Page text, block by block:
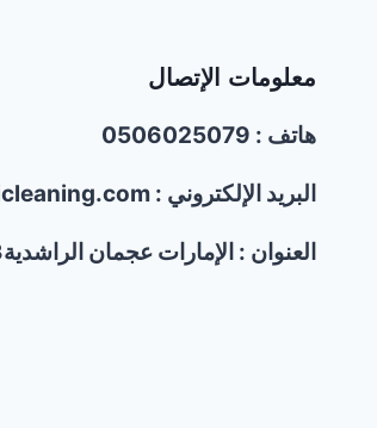
معلومات الإتصال
هاتف : 0506025079
البريد الإلكتروني : admin@kpicleaning.com
العنوان : الإمارات عجمان الراشدية3